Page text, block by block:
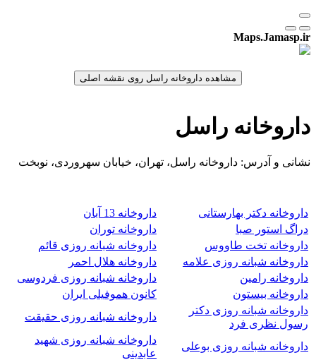
Maps.Jamasp.ir
داروخانه راسل
نشانی و آدرس: داروخانه راسل، تهران، خیابان سهروردی، نوبخت
داروخانه دکتر بهارستانی
داروخانه 13 آبان
دراگ استور صبا
داروخانه توران
داروخانه تخت طاووس
داروخانه شبانه روزی قائم
داروخانه شبانه روزی علامه
داروخانه هلال احمر
داروخانه رامین
داروخانه شبانه روزی فردوسی
داروخانه بیستون
کانون هموفیلی ایران
داروخانه شبانه روزی دکتر
رسول نظری فرد
داروخانه شبانه روزی حقیقت
داروخانه شبانه روزی بوعلی
داروخانه شبانه روزی شهید
عابدینی